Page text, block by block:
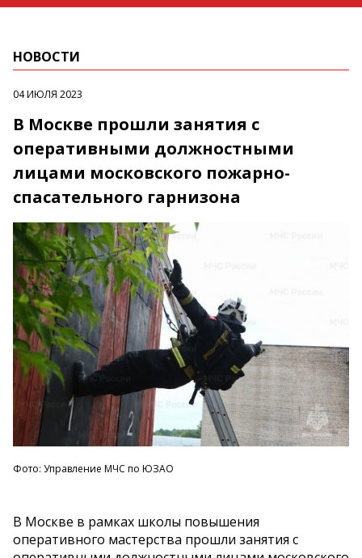
НОВОСТИ
04 ИЮЛЯ 2023
В Москве прошли занятия с
оперативными должностными
лицами московского пожарно-
спасательного гарнизона
Фото: Управление МЧС по ЮЗАО
В Москве в рамках школы повышения
оперативного мастерства прошли занятия с